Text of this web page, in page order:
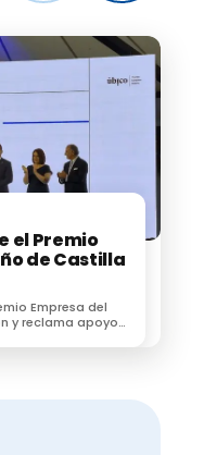
el Premio
de Castilla
Empresa del
y reclama apoyo